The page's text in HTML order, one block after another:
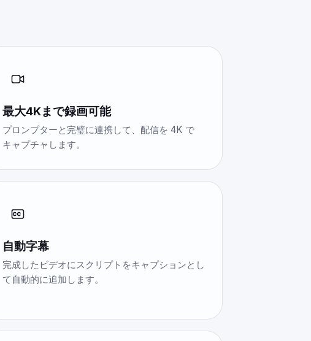
最大4Kまで録画可能
プロンプターと完璧に連携して、配信を 4K で
キャプチャします。
自動字幕
完成したビデオにスクリプトをキャプションとし
て自動的に追加します。